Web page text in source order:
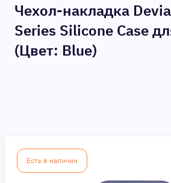
Чехол-накладка
Series Silicone Case
(Цвет: Blue)
Есть в наличии